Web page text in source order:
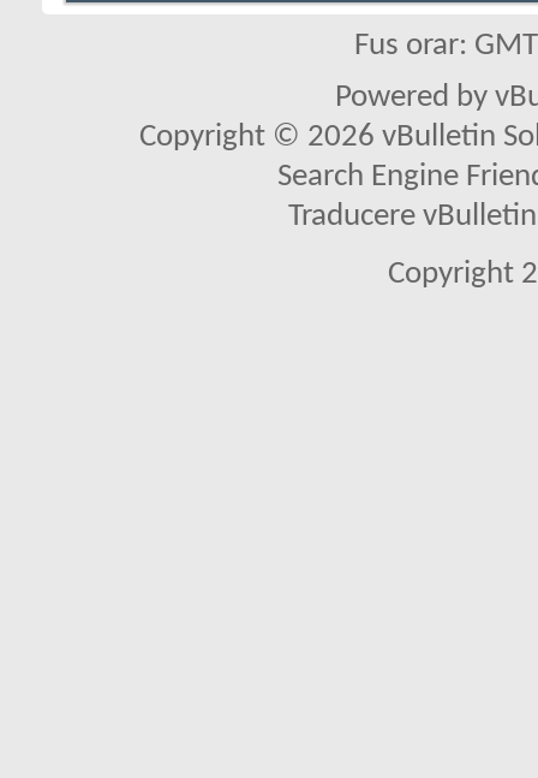
Fus orar:
Powered by
Copyright © 2026 vBulletin
Search Engine
Traducere
Copyright